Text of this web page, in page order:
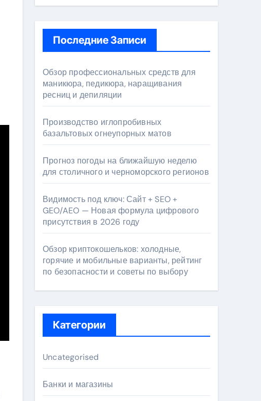
Последние Записи
Обзор профессиональных средств для
маникюра, педикюра, наращивания
ресниц и депиляции
Производство иглопробивных
базальтовых огнеупорных матов
Прогноз погоды на ближайшую неделю
для столичного и черноморского регионов
Видимость под ключ: Сайт + SEO +
GEO/AEO — Новая формула цифрового
присутствия в 2026 году
Обзор криптокошельков: холодные,
горячие и мобильные варианты, рейтинг
по безопасности и советы по выбору
Категории
Uncategorised
Банки и магазины